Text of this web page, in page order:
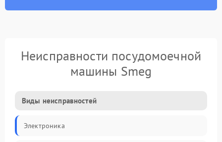
Неисправности посудомоечной
машины Smeg
Виды неисправностей
Электроника